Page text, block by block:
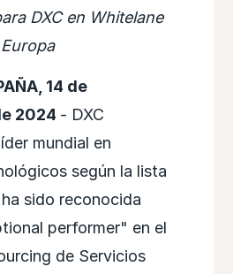
DXC en Whitelane
14 de
2024 - DXC
mundial en
según la lista
sido reconocida
performer" en el
de Servicios